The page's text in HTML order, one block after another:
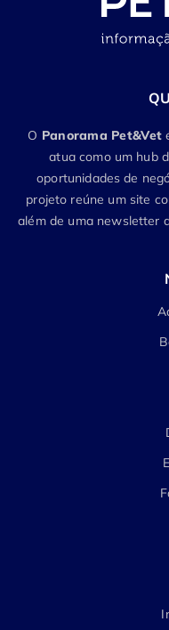
O Panorama Pet&Vet
atua como um hub
oportunidades de
projeto reúne um site
além de uma newsletter